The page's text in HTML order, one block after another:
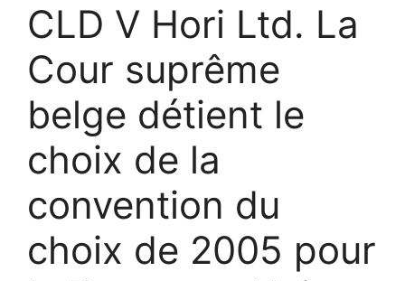
CLD V Hori Ltd. La
Cour suprême
belge détient le
choix de la
convention du
choix de 2005 pour